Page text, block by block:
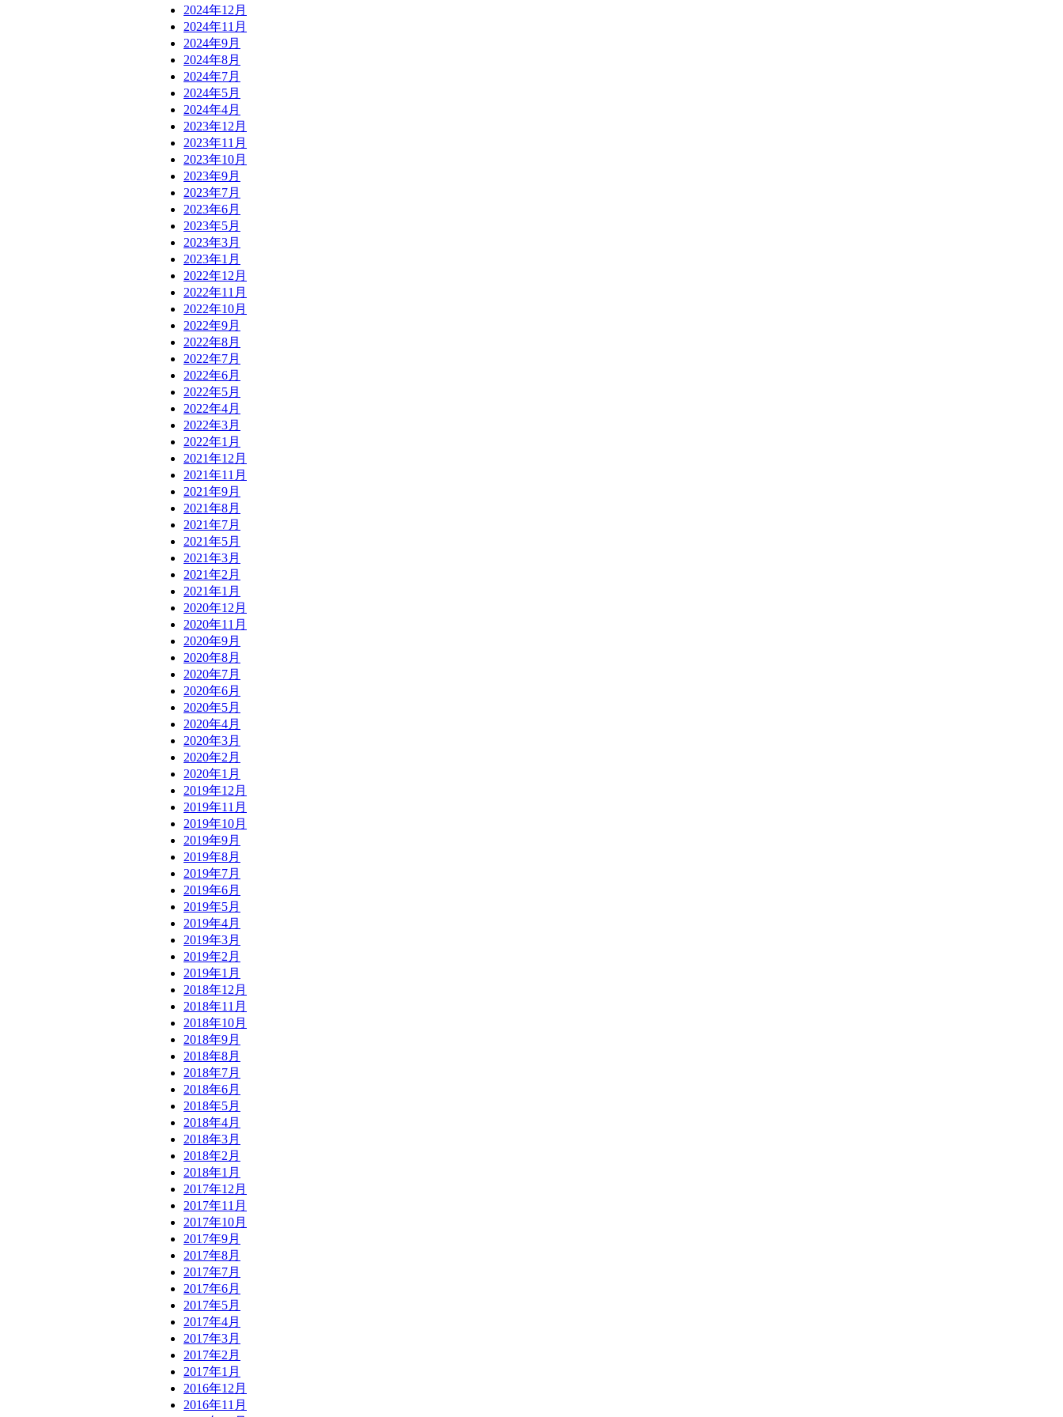
2024年12月
2024年11月
2024年9月
2024年8月
2024年7月
2024年5月
2024年4月
2023年12月
2023年11月
2023年10月
2023年9月
2023年7月
2023年6月
2023年5月
2023年3月
2023年1月
2022年12月
2022年11月
2022年10月
2022年9月
2022年8月
2022年7月
2022年6月
2022年5月
2022年4月
2022年3月
2022年1月
2021年12月
2021年11月
2021年9月
2021年8月
2021年7月
2021年5月
2021年3月
2021年2月
2021年1月
2020年12月
2020年11月
2020年9月
2020年8月
2020年7月
2020年6月
2020年5月
2020年4月
2020年3月
2020年2月
2020年1月
2019年12月
2019年11月
2019年10月
2019年9月
2019年8月
2019年7月
2019年6月
2019年5月
2019年4月
2019年3月
2019年2月
2019年1月
2018年12月
2018年11月
2018年10月
2018年9月
2018年8月
2018年7月
2018年6月
2018年5月
2018年4月
2018年3月
2018年2月
2018年1月
2017年12月
2017年11月
2017年10月
2017年9月
2017年8月
2017年7月
2017年6月
2017年5月
2017年4月
2017年3月
2017年2月
2017年1月
2016年12月
2016年11月